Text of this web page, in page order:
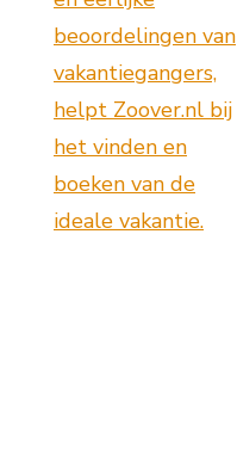
beoordelingen van
vakantiegangers,
helpt Zoover.nl bij
het vinden en
boeken van de
ideale vakantie.